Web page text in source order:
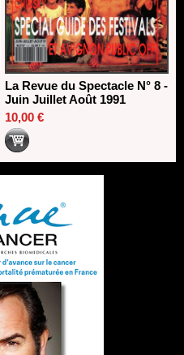
La Revue du Spectacle N° 8 -
Juin Juillet Août 1991
10,00 €